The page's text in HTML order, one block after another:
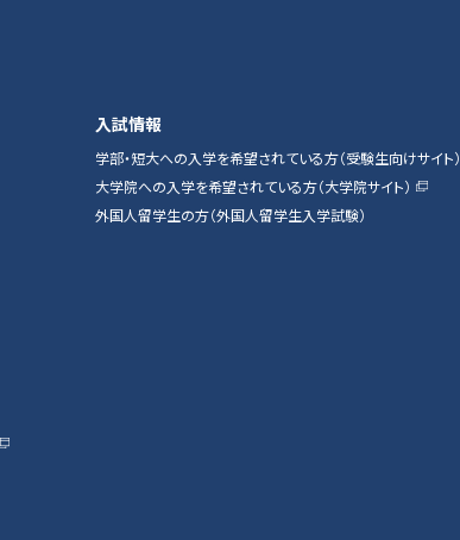
入試情報
学部・短大への入学を希望されている方（受験生向けサイト）
大学院への入学を希望されている方（大学院サイト）
外国人留学生の方（外国人留学生入学試験）